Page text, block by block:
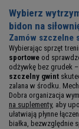
Wybierz
bidon na
Zamów szczelne
Wybierając sprzęt
sportowe od
odżywkę bez grudek
szczelny gwint
zalana w środku.
Dobra organizacja
na suplementy, aby
ułatwiają płynne
białka, bezwzględnie